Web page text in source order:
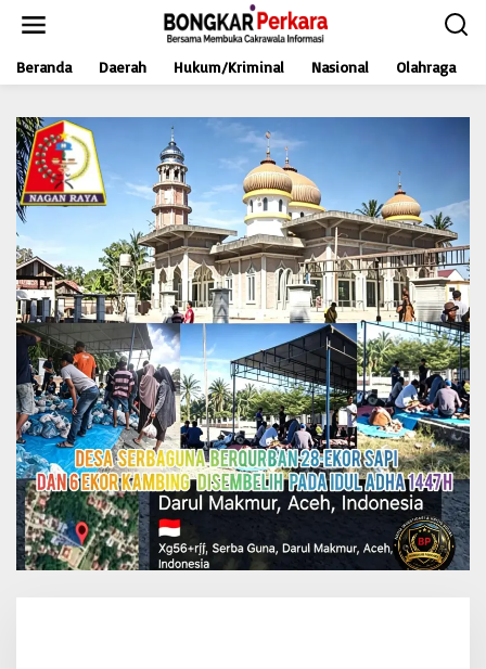
t
Beranda Daerah Hukum/Kriminal Nasional Olahraga